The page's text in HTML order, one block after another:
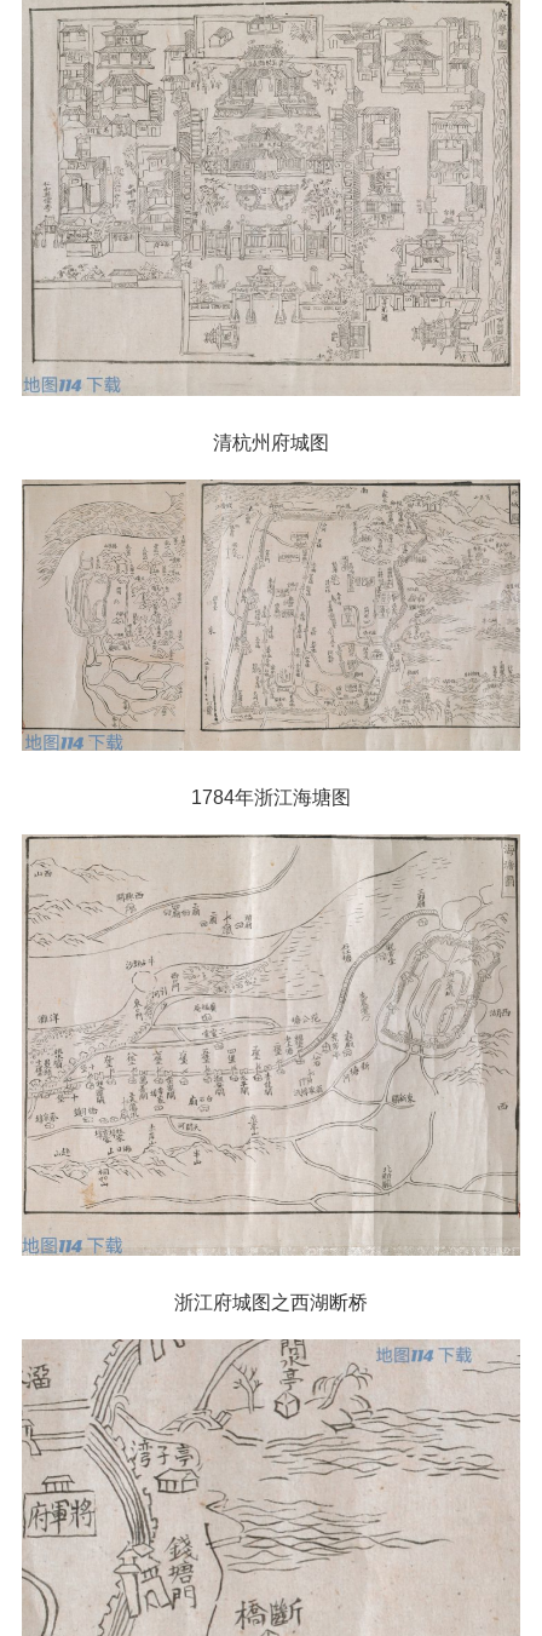
清杭州府城图
1784年浙江海塘图
浙江府城图之西湖断桥